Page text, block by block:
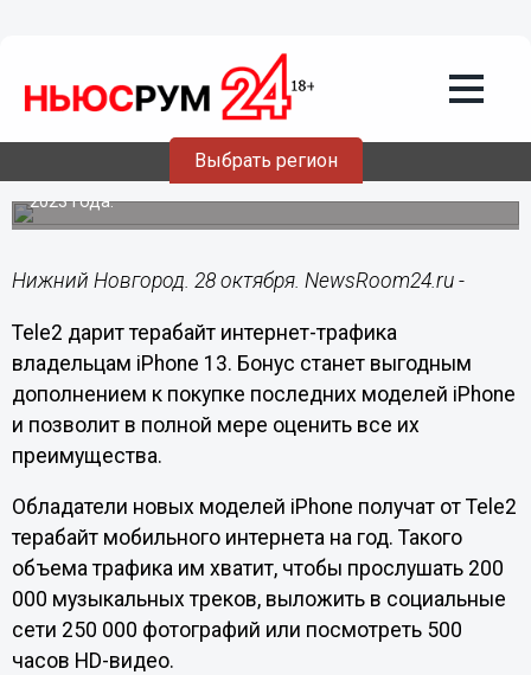
Выбрать регион
28.10.202110:40
Владельцы новых iPhone получат
терабайт интернет-трафика от Tele2
Бонусом клиент сможет воспользоваться до 31 января
2023 года.
Нижний Новгород. 28 октября. NewsRoom24.ru -
Tele2 дарит терабайт интернет-трафика
владельцам iPhone 13. Бонус станет выгодным
дополнением к покупке последних моделей iPhone
и позволит в полной мере оценить все их
преимущества.
Обладатели новых моделей iPhone получат от Tele2
терабайт мобильного интернета на год. Такого
объема трафика им хватит, чтобы прослушать 200
000 музыкальных треков, выложить в социальные
сети 250 000 фотографий или посмотреть 500
часов HD-видео.